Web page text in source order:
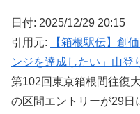
日付: 2025/12/29 20:15
引用元:
【箱根駅伝】創
ンジを達成したい」山登
第102回東京箱根間往復
の区間エントリーが29日